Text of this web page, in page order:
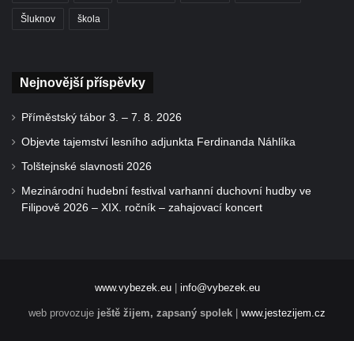
Šluknov škola
Nejnovější příspěvky
Příměstský tábor 3. – 7. 8. 2026
Objevte tajemství lesního adjunkta Ferdinanda Náhlíka
Tolštejnské slavnosti 2026
Mezinárodní hudební festival varhanní duchovní hudby ve
Filipově 2026 – XIX. ročník – zahajovací koncert
www.vybezek.eu| info@vybezek.eu
web provozuje ještě žijem, zapsaný spolek www.jestezijem.cz